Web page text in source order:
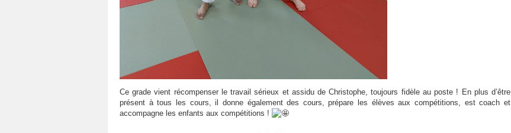
Ce grade vient récompenser le travail sérieux et assidu de Christophe, toujours fidèle au poste ! En plus d’être
présent à tous les cours, il donne également des cours, prépare les élèves aux compétitions, est coach et
accompagne les enfants aux compétitions !